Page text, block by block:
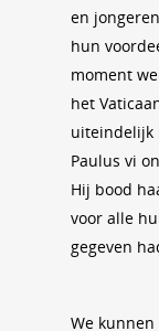
en
hun
moment
het
uiteindelijk
Paulus vi
Hij bood
voor alle
gegeven
We